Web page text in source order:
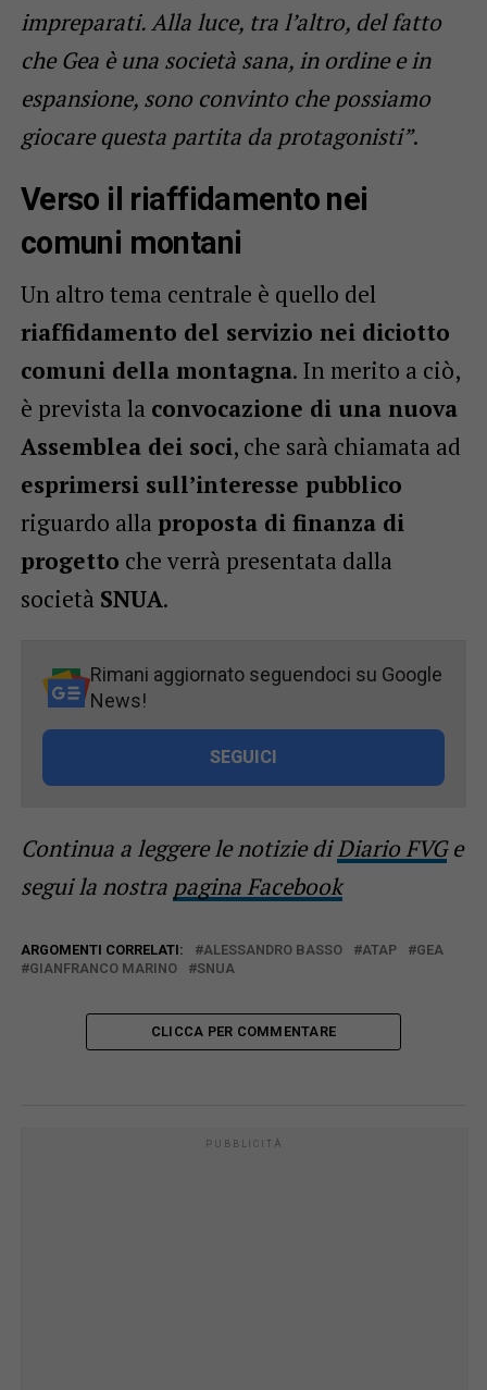
impreparati. Alla luce, tra l’altro, del fatto
che Gea è una società sana, in ordine e in
espansione, sono convinto che possiamo
giocare questa partita da protagonisti”.
Verso il riaffidamento nei
comuni montani
Un altro tema centrale è quello del
riaffidamento del servizio nei diciotto
comuni della montagna. In merito a ciò,
è prevista la convocazione di una nuova
Assemblea dei soci, che sarà chiamata ad
esprimersi sull’interesse pubblico
riguardo alla proposta di finanza di
progetto che verrà presentata dalla
società SNUA.
Rimani aggiornato seguendoci su Google
News!
SEGUICI
Continua a leggere le notizie diDiario FVGe
segui la nostra pagina Facebook
ARGOMENTI CORRELATI: ALESSANDRO BASSO ATAP
GEA
GIANFRANCO MARINO
SNUA
CLICCA PER COMMENTARE
PUBBLICITÀ